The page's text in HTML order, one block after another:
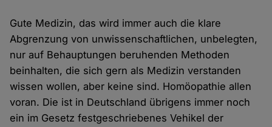
Gute Medizin, das wird immer auch die klare
Abgrenzung von unwissenschaftlichen, unbelegten,
nur auf Behauptungen beruhenden Methoden
beinhalten, die sich gern als Medizin verstanden
wissen wollen, aber keine sind. Homöopathie allen
voran. Die ist in Deutschland übrigens immer noch
ein im Gesetz festgeschriebenes Vehikel der